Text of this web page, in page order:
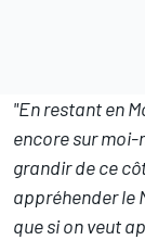
"En restant en
encore sur moi-
grandir de ce
appréhender le
que si on veut